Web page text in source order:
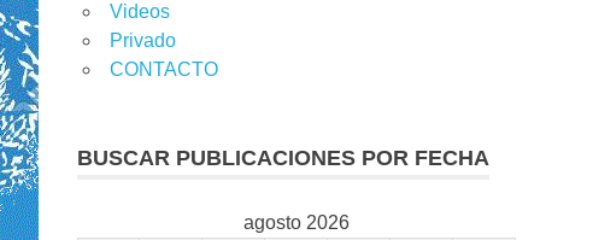
Videos
Privado
CONTACTO
BUSCAR PUBLICACIONES POR FECHA
agosto 2026